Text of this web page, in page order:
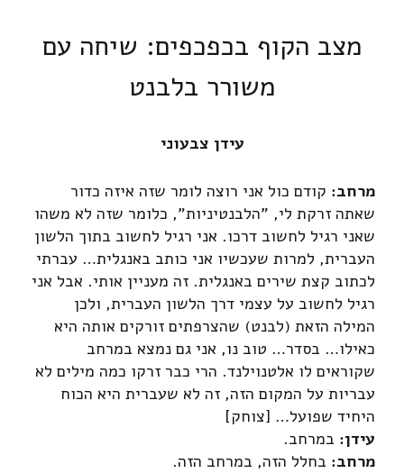
מצב הקוף בכפכפים: שיחה עם
משורר בלבנט
עידן צבעוני
מרחב: קודם כול אני רוצה לומר שזה איזה כדור
שאתה זרקת לי, "הלבנטיניות", כלומר שזה לא משהו
שאני רגיל לחשוב דרכו. אני רגיל לחשוב בתוך הלשון
העברית, למרות שעכשיו אני כותב באנגלית… עברתי
לכתוב קצת שירים באנגלית. זה מעניין אותי. אבל אני
רגיל לחשוב על עצמי דרך הלשון העברית, ולכן
המילה הזאת (לבנט) שהצרפתים זורקים אותה היא
כאילו… בסדר… טוב נו, אני גם נמצא במרחב
שקוראים לו אלטנוילנד. הרי כבר זרקו כמה מילים לא
עבריות על המקום הזה, זה לא שעברית היא הכוח
היחיד שפועל… [צוחק]
עידן: במרחב.
מרחב: בחלל הזה, במרחב הזה.